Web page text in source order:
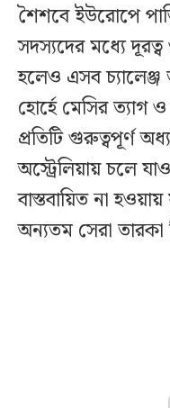
শৈশবে ইউরোপে
সদস্যদের মধ্যে দূরত্ব
হলেও এসব
হোর্হে মেসির ত্যাগ
প্রতিটি গুরুত্বপূর্ণ
অস্ট্রেলিয়ায় চলে
বাস্তবায়িত না
অন্যতম সেরা